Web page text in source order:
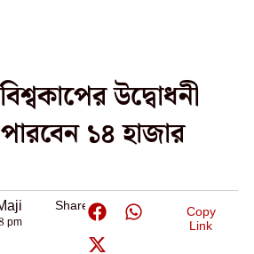
উদ্বোধনী
১৪ হাজার
pm
Share:
Copy
Link